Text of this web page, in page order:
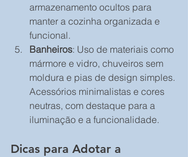
armazenamento ocultos para
manter a cozinha organizada e
funcional.
Banheiros: Uso de materiais como
mármore e vidro, chuveiros sem
moldura e pias de design simples.
Acessórios minimalistas e cores
neutras, com destaque para a
iluminação e a funcionalidade.
Dicas para Adotar a